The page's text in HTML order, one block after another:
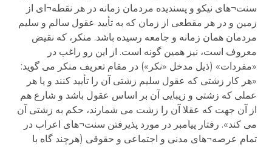
سنت¬های نیکو و پسندیده مردمان زمانه در هر نقطه¬ای از
زمین و در هر مقطعی از زمان که به تأیید عقول سالم و سلیم
مردمان همان زمانه و جامعه رسیده باشد. منکر، که نقیض
معروف است، نیز همین گونه است. از این رو راغب در
«مفردات» (ذیل مدخل «نکر») در مقام تعریف منکر می گوید:
«هر کار زشتی که عقول سلیم زشتی آن را تأیید کنند و یا هر
عملی که زشتی و زیبایی آن بر اساس عقول باشد و شارع هم
از آن جهت که عقلا آن را زشت می شمارند، حکم به زشتی آن
می کند». رفتار پیامبر در مورد پذیرفتن سنت¬های اعراب در
تمام عرصه¬های مدنی و اجتماعی و حقوقی (هرچند گاه با